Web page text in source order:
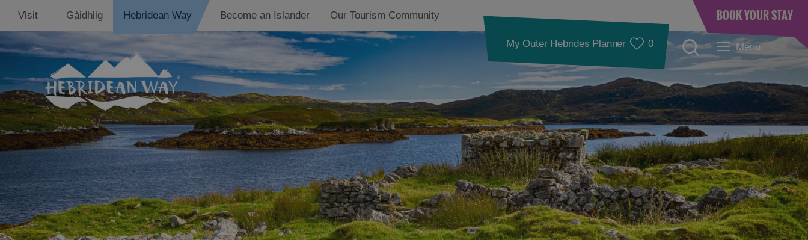
Visit Gàidhlig Hebridean Way Become an Islander Our Tourism Community BOOK YOUR STAY
My Outer Hebrides Planner 0 Menu